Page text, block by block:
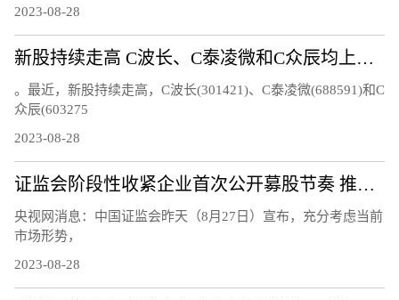
2023-08-28
新股持续走高 C波长、C泰凌微和C众辰均上涨超过20%
。最近，新股持续走高，C波长(301421)、C泰凌微(688591)和C
众辰(603275
2023-08-28
证监会阶段性收紧企业首次公开募股节奏 推动市场回暖
央视网消息：中国证监会昨天（8月27日）宣布，充分考虑当前
市场形势，
2023-08-28